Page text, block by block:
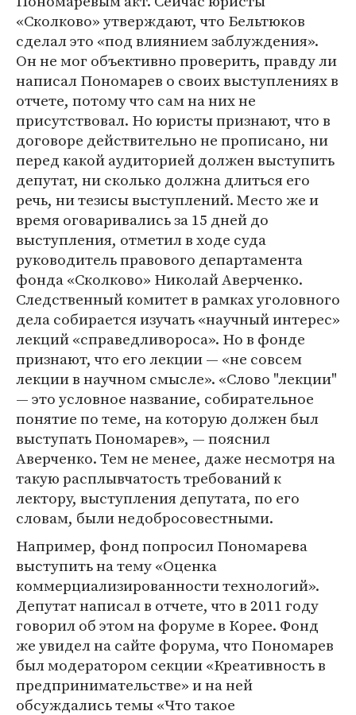
«Сколково» утверждают, что Бельтюков
сделал это «под влиянием заблуждения».
Он не мог объективно проверить, правду ли
написал Пономарев о своих выступлениях в
отчете, потому что сам на них не
присутствовал. Но юристы признают, что в
договоре действительно не прописано, ни
перед какой аудиторией должен выступить
депутат, ни сколько должна длиться его
речь, ни тезисы выступлений. Место же и
время оговаривались за 15 дней до
выступления, отметил в ходе суда
руководитель правового департамента
фонда «Сколково» Николай Аверченко.
Следственный комитет в рамках уголовного
дела собирается изучать «научный интерес»
лекций «справедливороса». Но в фонде
признают, что его лекции ― «не совсем
лекции в научном смысле». «Слово "лекции"
― это условное название, собирательное
понятие по теме, на которую должен был
выступать Пономарев», ― пояснил
Аверченко. Тем не менее, даже несмотря на
такую расплывчатость требований к
лектору, выступления депутата, по его
словам, были недобросовестными.
Например, фонд попросил Пономарева
выступить на тему «Оценка
коммерциализированности технологий».
Депутат написал в отчете, что в 2011 году
говорил об этом на форуме в Корее. Фонд
же увидел на сайте форума, что Пономарев
был модератором секции «Креативность в
предпринимательстве» и на ней
обсуждались темы «Что такое